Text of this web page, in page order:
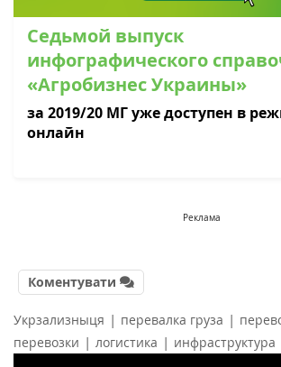
Седьмой выпуск
инфографического
«Агробизнес Украины»
за 2019/20 МГ уже доступен в
онлайн
Реклама
Коментувати
Укрзализныця | перевалка груза |
перевозки | логистика | инфраструктура